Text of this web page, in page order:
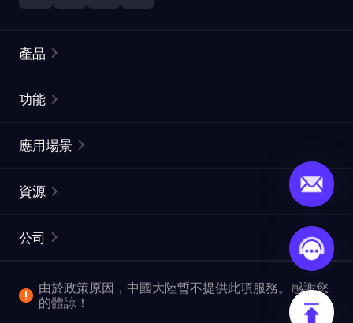
產品
靜態住宅代理
網頁擷取 API
視頻下載 API
功能
ISP代理
ProxySite
應用場景
市場研究
爬行和索引
資源
常見問題解答
位置
公司
企業服務
由於政策原因，中國大陸暫不提供此項服務。感謝您
的體諒！